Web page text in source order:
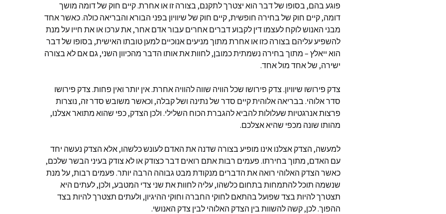
פוגע בהם, בסופו של דבר הוא יצטרך לתקנם, בצורה זו או אחרת. קיים חוק של דומה מושך
דומה, קיים חוק של בחירה חופשית, קיים חוק של שיוויון בפני הבורא והבריאה כולה. כאשר אחד
מבני האנוש לוקח לעצמו דין לקבוע דברים אחרים עבור אדם אחר, את ערכו או את חייו על מנת
להשפיע עליהם בצורה כזו או אחרת מתוך מניעים אנוכיים למען טובתו האישית, בסופו של דבר
הוא ייאלץ – מתוך בחירה נשמתית כמובן, לחוות את אותו הדבר מהכיוון השני, גם אם לא בצורה
ישירה, של אחד מול אחד.
צדק פירושו שיוויון. צדק פירושו שכל הוויה שווה להוויה אחרת. אין יותר ואין פחות. צדק פירושו
סדר אלוהי. בבריאה אלוהית קיים סדר של נתינה ושל קבלה, וכאשר משובש סדר זה, נוצרות
פרצות אנרגטיות שעלולות להביא להגברת הכוח השלילי. ולכן הצדק, כפי שהוא מתואר אצלנו,
מהותו שונה מכפי שהיא אצלכם.
למעשה, הצדק אצלנו אינו מופיע בצורה שדנה את האדם לעונש כלשהו, אלא הצדק נעשה יחד
עם האדם, מתוך בחירתו. פעמים רבות אתם רואים דבר כצודק או לא צודק בעיני הבשר שלכם,
כאשר הצדק האלוהי רואה את הדברים מנקודת מבט גבוהה הרבה יותר. פעמים רבות, על מנת
שנשמה תוכל להתמחות בתחום כלשהו, עליה לחוות את שני צדי המטבע, ולכן, לעתים היא
תצטרך להיות בצד שפועל בהתאם לחוקי החברה וחוקי ההיגיון, ולעתים תצטרך להיות בצד
ההפוך. לכן, קשה להשוות בין הצדק האלוהי לבין צדק האנושי.